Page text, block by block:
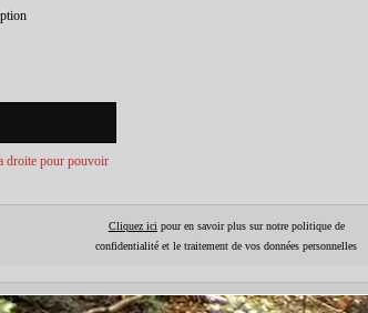
droite pour pouvoir
Cliquez ici pour en savoir plus sur notre politique de
confidentialité et le traitement de vos données personnelles